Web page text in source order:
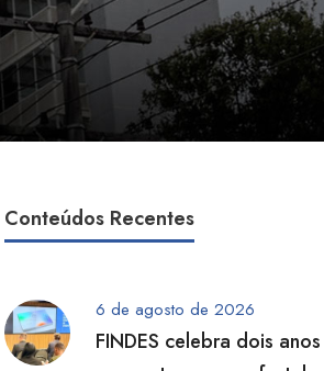
Conteúdos Recentes
6 de agosto de 2026
FINDES celebra dois